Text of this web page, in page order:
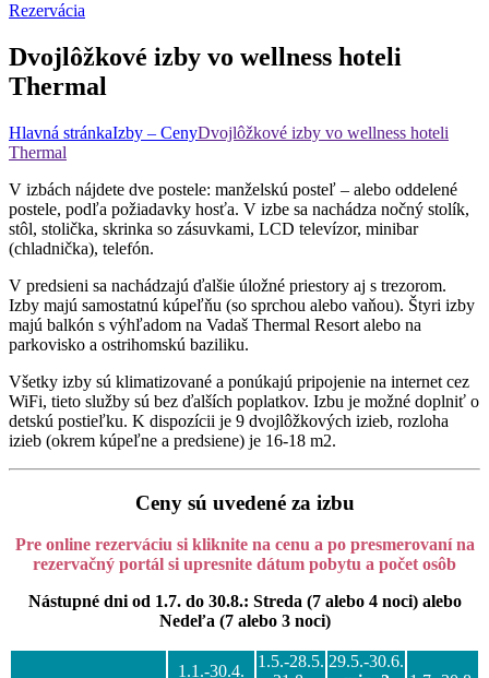
Rezervácia
Dvojlôžkové izby vo wellness hoteli
Thermal
Hlavná stránkaIzby – CenyDvojlôžkové izby vo wellness hoteli
Thermal
V izbách nájdete dve postele: manželskú posteľ – alebo oddelené
postele, podľa požiadavky hosťa. V izbe sa nachádza nočný stolík,
stôl, stolička, skrinka so zásuvkami, LCD televízor, minibar
(chladnička), telefón.
V predsieni sa nachádzajú ďalšie úložné priestory aj s trezorom.
Izby majú samostatnú kúpeľňu (so sprchou alebo vaňou). Štyri izby
majú balkón s výhľadom na Vadaš Thermal Resort alebo na
parkovisko a ostrihomskú baziliku.
Všetky izby sú klimatizované a ponúkajú pripojenie na internet cez
WiFi, tieto služby sú bez ďalších poplatkov. Izbu je možné doplniť o
detskú postieľku. K dispozícii je 9 dvojlôžkových izieb, rozloha
izieb (okrem kúpeľne a predsiene) je 16-18 m2.
Ceny sú uvedené za izbu
Pre online rezerváciu si kliknite na cenu a po presmerovaní na
rezervačný portál si upresnite dátum pobytu a počet osôb
Nástupné dni od 1.7. do 30.8.: Streda (7 alebo 4 noci) alebo
Nedeľa (7 alebo 3 noci)
1.1.-30.4.
1.5.-28.5. 29.5.-30.6.